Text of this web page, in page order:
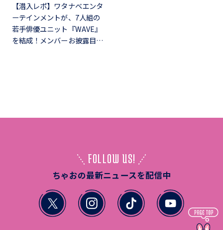
【潜入レポ】ワタナベエンタ
ーテインメントが、7人組の
若手俳優ユニット『WAVE』
を結成！メンバーお披露目…
FOLLOW US!
ちゃおの最新ニュースを配信中